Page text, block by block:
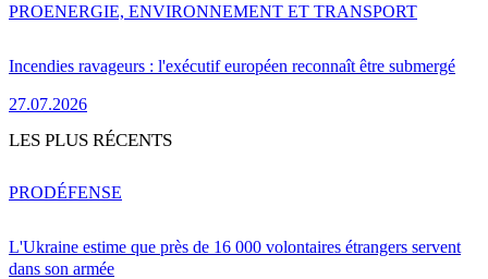
Incendies ravageurs : l'exécutif européen reconnaît être submergé
27.07.2026
PROENERGIE, ENVIRONNEMENT ET TRANSPORT
LES PLUS RÉCENTS
L'Ukraine estime que près de 16 000 volontaires étrangers servent
dans son armée
PRODÉFENSE